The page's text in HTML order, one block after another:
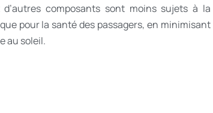
composants sont moins sujets à la
pour la santé des passagers, en minimisant
au soleil.